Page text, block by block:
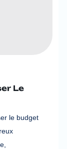
Le
le budget